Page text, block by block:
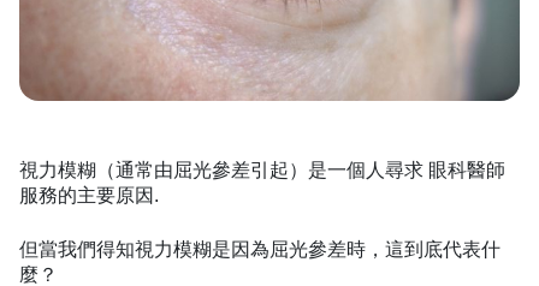
視力模糊（通常由屈光參差引起）是一個人尋求 眼科醫師
服務的主要原因.
但當我們得知視力模糊是因為屈光參差時，這到底代表什
麼？